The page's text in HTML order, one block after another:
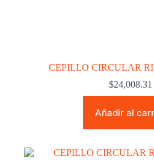
CEPILLO CIRCULAR
$24,008.31
Añadir al